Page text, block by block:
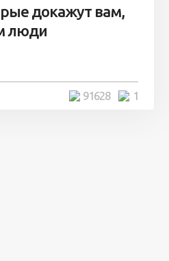
докажут вам,
люди
1
91628